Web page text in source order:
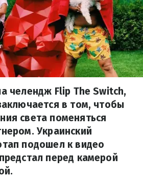
челендж Flip The Switch,
в том, чтобы
света поменяться
Украинский
подошел к видео
перед камерой